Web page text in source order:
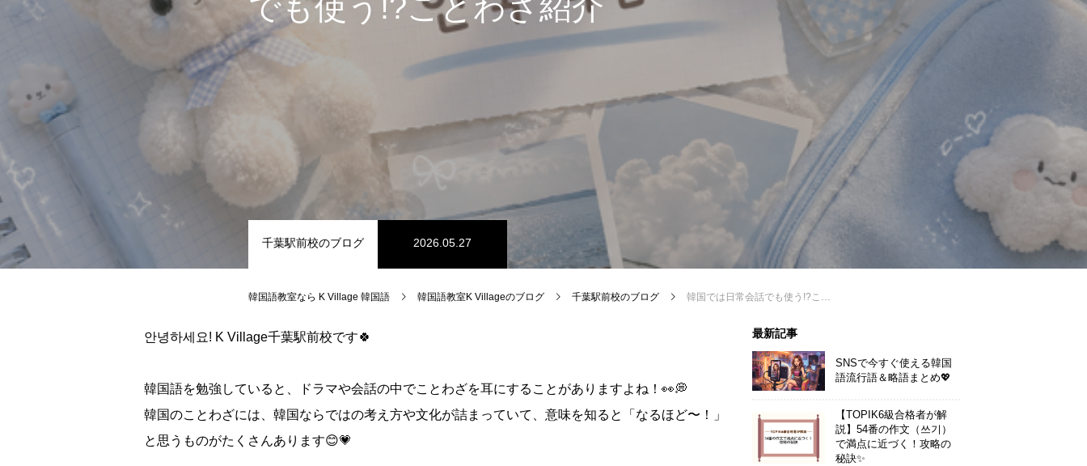
でも使う!?ことわざ紹介
千葉駅前校のブログ 2026.05.27
韓国語教室なら K Village 韓国語 韓国語教室K Villageのブログ 千葉駅前校のブログ 韓国では日常会話でも使う!?ことわざ紹介✨
안녕하세요! K Village千葉駅前校です🍀
韓国語を勉強していると、
ドラマや会話の中でことわざを耳にすることがありますよね！👀💭
韓国のことわざには、韓国ならではの考え方や文化が詰まっていて、意味を知ると「 なるほど〜！」
と思うものがたくさんあります😊💗
最新記事
SNSで今すぐ使える韓国
語流行語＆略語まとめ💖
【TOPIK6級合格者が解
説】54番の作文（쓰기）
で満点に近づく！攻略の
秘訣✨